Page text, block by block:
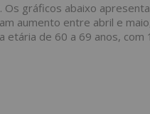
gráficos abaixo
aumento entre abril e
de 60 a 69 anos, com